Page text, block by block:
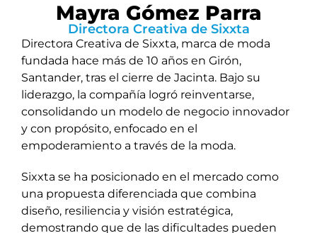
Mayra Gómez Parra
Directora Creativa de Sixxta
Directora Creativa de Sixxta, marca de moda
fundada hace más de 10 años en Girón,
Santander, tras el cierre de Jacinta. Bajo su
liderazgo, la compañía logró reinventarse,
consolidando un modelo de negocio innovador
y con propósito, enfocado en el
empoderamiento a través de la moda.
Sixxta se ha posicionado en el mercado como
una propuesta diferenciada que combina
diseño, resiliencia y visión estratégica,
demostrando que de las dificultades pueden